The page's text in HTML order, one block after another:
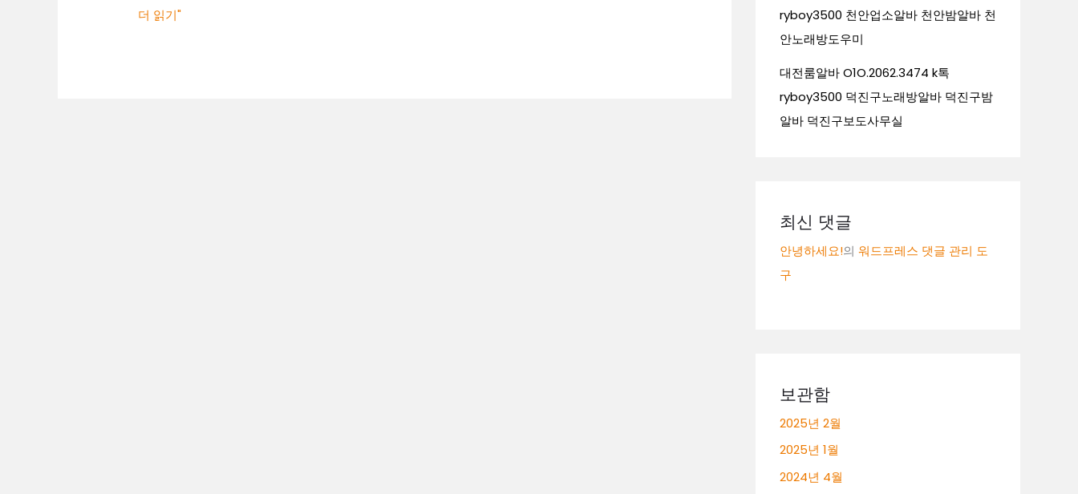
논
더 읽기"
ryboy3500 천안업소알바 천안밤알바 천
안노래방도우미
대전룸알바 O1O.2062.3474 k톡
ryboy3500 덕진구노래방알바 덕진구밤
알바 덕진구보도사무실
최신 댓글
안녕하세요!의 워드프레스 댓글 관리 도
구
보관함
2025년 2월
2025년 1월
2024년 4월